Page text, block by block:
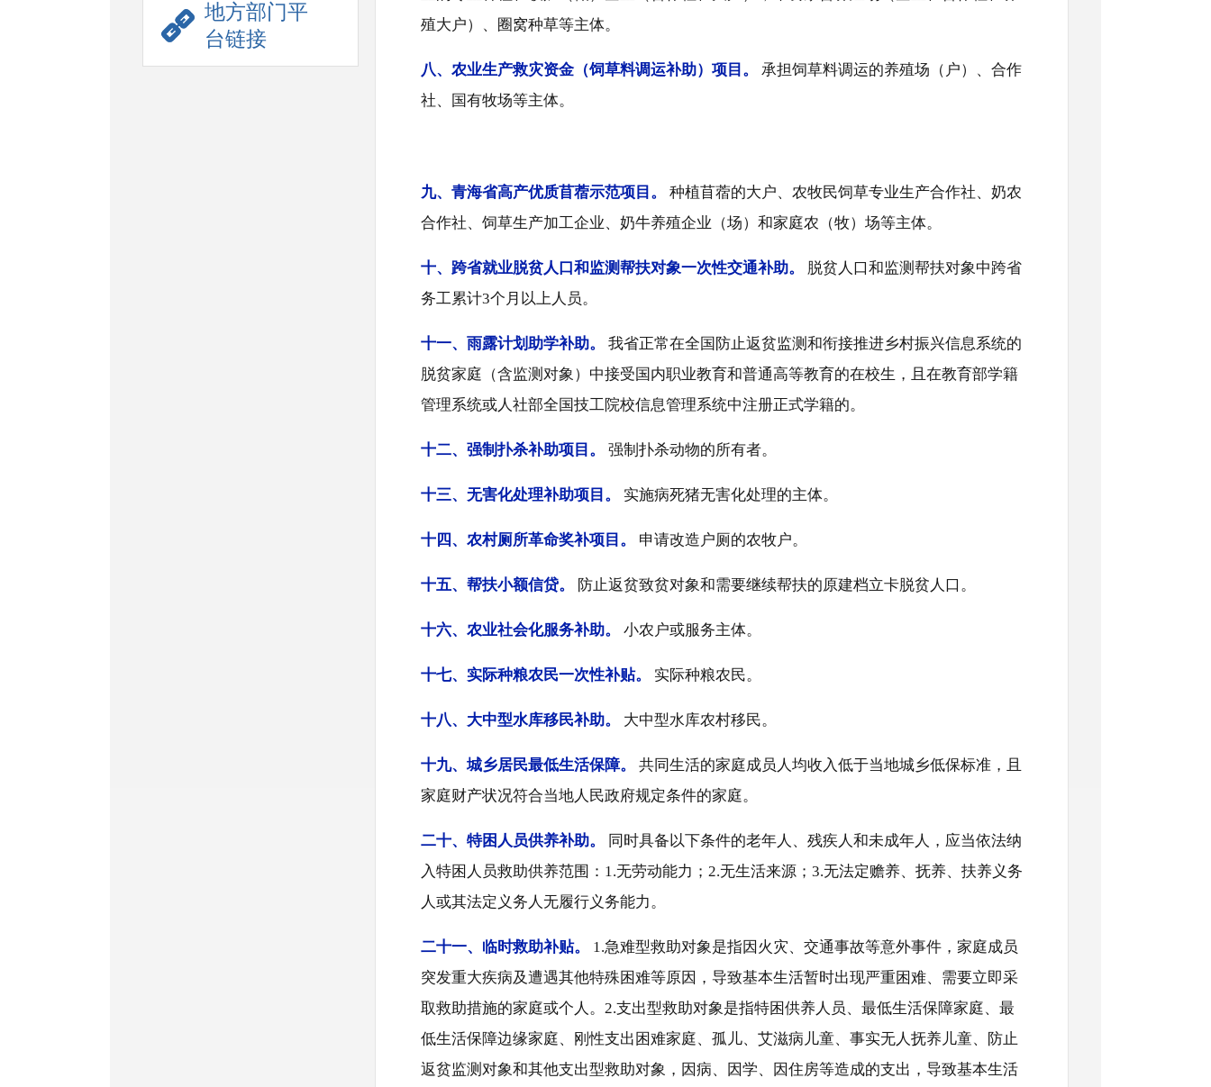
地方部门平
台链接
殖大户）、圈窝种草等主体。
八、 农业生产救灾资金（饲草料调运补助）项目。
承担饲草料调运的养殖场（户）、合作
社、国有牧场等主体。
九、 青海省高产优质苜蓿示范项目。
种植苜蓿的大户、农牧民饲草专业生产合作社、奶农
合作社、饲草生产加工企业、奶牛养殖企业（场）和家庭农（牧）场等主体。
十、 跨省就业脱贫人口和监测帮扶对象一次性交通补助。 脱贫人口和监测帮扶对象中跨省
务工累计3个月以上人员。
十一、 雨露计划助学补助。 我省正常在全国防止返贫监测和衔接推进乡村振兴信息系统的
脱贫家庭（含监测对象）中接受国内职业教育和普通高等教育的在校生，且在教育部学籍
管理系统或人社部全国技工院校信息管理系统中注册正式学籍的。
十二、 强制扑杀补助项目。 强制扑杀动物的所有者。
十三、 无害化处理补助项目。 实施病死猪无害化处理的主体。
十四、 农村厕所革命奖补项目。 申请改造户厕的农牧户。
十五、 帮扶小额信贷。 防止返贫致贫对象和需要继续帮扶的原建档立卡脱贫人口。
十六、 农业社会化服务补助。 小农户或服务主体。
十七、 实际种粮农民一次性补贴。 实际种粮农民。
十八、 大中型水库移民补助。 大中型水库农村移民。
十九、 城乡居民最低生活保障。 共同生活的家庭成员人均收入低于当地城乡低保标准，且
家庭财产状况符合当地人民政府规定条件的家庭。
二十、 特困人员供养补助。
同时具备以下条件的老年人、残疾人和未成年人，应当依法纳
入特困人员救助供养范围：1.无劳动能力；2.无生活来源；3.无法定赡养、抚养、扶养义务
人或其法定义务人无履行义务能力。
二十一、 临时救助补贴。 1.急难型救助对象是指因火灾、交通事故等意外事件，家庭成员
突发重大疾病及遭遇其他特殊困难等原因，导致基本生活暂时出现严重困难、需要立即采
取救助措施的家庭或个人。2.支出型救助对象是指特困供养人员、最低生活保障家庭、最
低生活保障边缘家庭、刚性支出困难家庭、孤儿、艾滋病儿童、事实无人抚养儿童、防止
返贫监测对象和其他支出型救助对象，因病、因学、因住房等造成的支出，导致基本生活